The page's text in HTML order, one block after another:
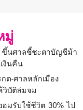
มู่
ขึ้นศาลชี้ชะตาบัญชีม้า
งินคืน
ต-ศาลหลักเมือง
วิบัติล่มจม
อมรับใช้ชีวิต 30% ไป